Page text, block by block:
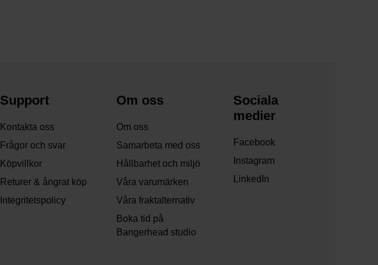
Support
Kontakta oss
Frågor och svar
Köpvillkor
Returer & ångrat köp
Integritetspolicy
Om oss
Om oss
Samarbeta med oss
Hållbarhet och miljö
Våra varumärken
Våra fraktalternativ
Boka tid på
Bangerhead studio
Sociala
medier
Facebook
Instagram
LinkedIn